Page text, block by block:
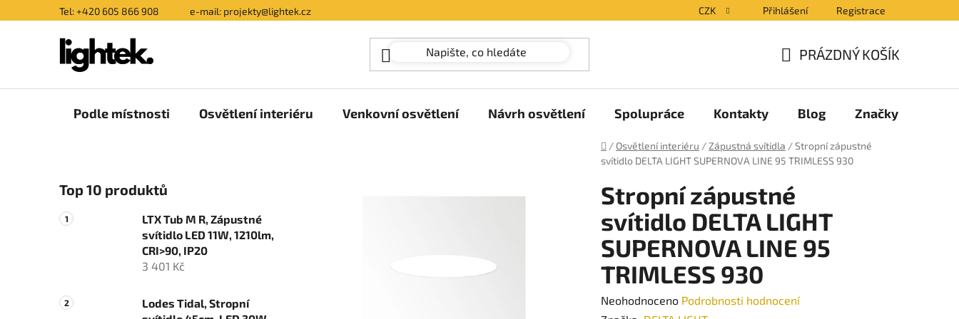
na
Tel: +420 605 866 908 e-mail: projekty@lightek.cz CZK Přihlášení Registrace
KOŠÍK
PRÁZDNÝ KOŠÍK
Podle místnosti Osvětlení interiéru Venkovní osvětlení Návrh osvětlení Spolupráce Kontakty Blog Značky
Domů
/ Osvětlení interiéru / Zápustná svítidla /Stropní zápustné
svítidlo DELTA LIGHT SUPERNOVA LINE 95 TRIMLESS 930
o
s
t
n
Top 10 produktů
LTX Tub M R, Zápustné
svítidlo LED 11W, 1210lm,
CRI>90, IP20
3 401 Kč
Lodes Tidal, Stropní
Stropní zápustné
svítidlo DELTA LIGHT
SUPERNOVA LINE 95
TRIMLESS 930
Průměrné
Neohodnoceno Podrobnosti hodnocení